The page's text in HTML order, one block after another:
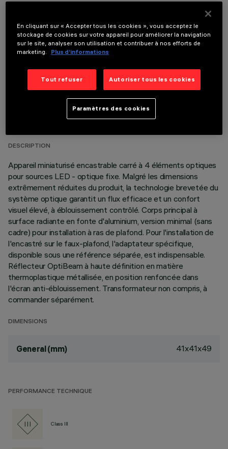
COMPOSANTS OPTIONNELS
DONNÉES TECHNIQUES
DERNIÈRE MISE À JOUR: 05/08/2026
DESCRIPTION
Appareil miniaturisé encastrable carré à 4 éléments optiques
pour sources LED - optique fixe. Malgré les dimensions
extrêmement réduites du produit, la technologie brevetée du
système optique garantit un flux efficace et un confort
visuel élevé, à éblouissement contrôlé. Corps principal à
surface radiante en fonte d'aluminium, version minimal (sans
cadre) pour installation à ras de plafond. Pour l'installation de
l'encastré sur le faux-plafond, l'adaptateur spécifique,
disponible sous une référence séparée, est indispensable.
Réflecteur OptiBeam à haute définition en matière
thermoplastique métallisée, en position renfoncée dans
l'écran anti-éblouissement. Transformateur non compris, à
commander séparément.
DIMENSIONS
General (mm) 41x41x49
PERFORMANCE TECHNIQUE
Class III
En cliquant sur « Accepter tous les cookies », vous acceptez le
stockage de cookies sur votre appareil pour améliorer la navigation
sur le site, analyser son utilisation et contribuer à nos efforts de
marketing.
Plus d’informations
Tout refuser Autoriser tous les cookies
Paramètres des cookies